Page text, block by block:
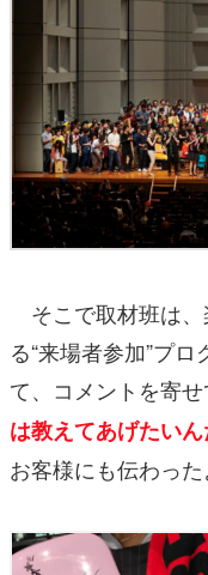
そこで取材班は、
る“来場者参加”プ
て、コメントを寄せ
は教えてあげたいん
お客様にも伝わった